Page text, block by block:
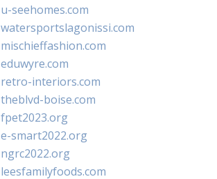
u-seehomes.com
watersportslagonissi.com
mischieffashion.com
eduwyre.com
retro-interiors.com
theblvd-boise.com
fpet2023.org
e-smart2022.org
ngrc2022.org
leesfamilyfoods.com